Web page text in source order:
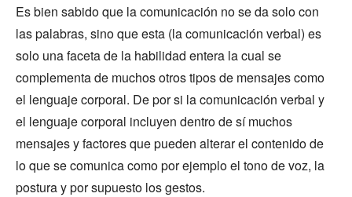
Es bien sabido que la comunicación no se da solo con
las palabras, sino que esta (la comunicación verbal) es
solo una faceta de la habilidad entera la cual se
complementa de muchos otros tipos de mensajes como
el lenguaje corporal. De por si la comunicación verbal y
el lenguaje corporal incluyen dentro de sí muchos
mensajes y factores que pueden alterar el contenido de
lo que se comunica como por ejemplo el tono de voz, la
postura y por supuesto los gestos.